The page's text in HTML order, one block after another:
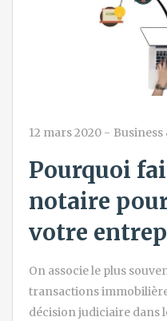
12 mars 2020 -
Pourquoi
notaire
votre
On associe le plus
transactions
décision judiciaire dans